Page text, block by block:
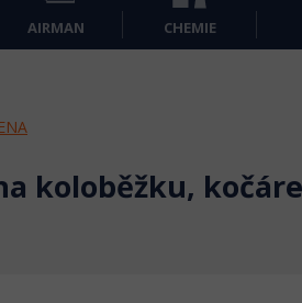
AIRMAN CHEMIE
koloběžku,